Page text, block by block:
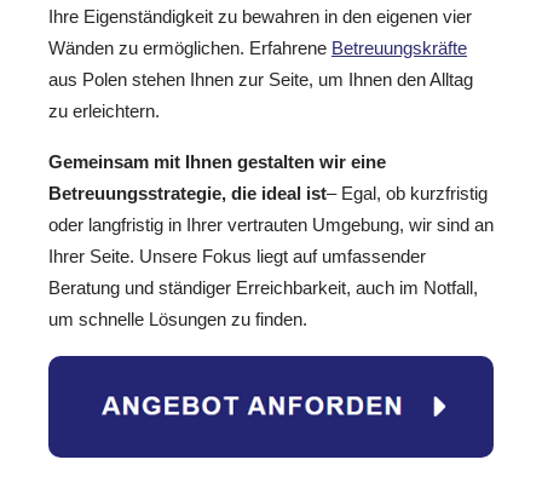
Ihre Eigenständigkeit zu bewahren in den eigenen vier
Wänden zu ermöglichen. Erfahrene Betreuungskräfte
aus Polen stehen Ihnen zur Seite, um Ihnen den Alltag
zu erleichtern.
Gemeinsam mit Ihnen gestalten wir eine
Betreuungsstrategie, die ideal ist– Egal, ob kurzfristig
oder langfristig in Ihrer vertrauten Umgebung, wir sind an
Ihrer Seite. Unsere Fokus liegt auf umfassender
Beratung und ständiger Erreichbarkeit, auch im Notfall,
um schnelle Lösungen zu finden.